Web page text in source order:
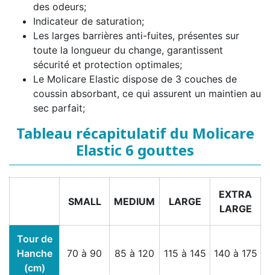
des odeurs;
Indicateur de saturation;
Les larges barrières anti-fuites, présentes sur
toute la longueur du change, garantissent
sécurité et protection optimales;
Le Molicare Elastic dispose de 3 couches de
coussin absorbant, ce qui assurent un maintien au
sec parfait;
Tableau récapitulatif du Molicare
Elastic 6 gouttes
SMALL MEDIUM LARGE
EXTRA
LARGE
Tour de
Hanche
(cm)
70 à 90 85 à 120 115 à 145 140 à 175